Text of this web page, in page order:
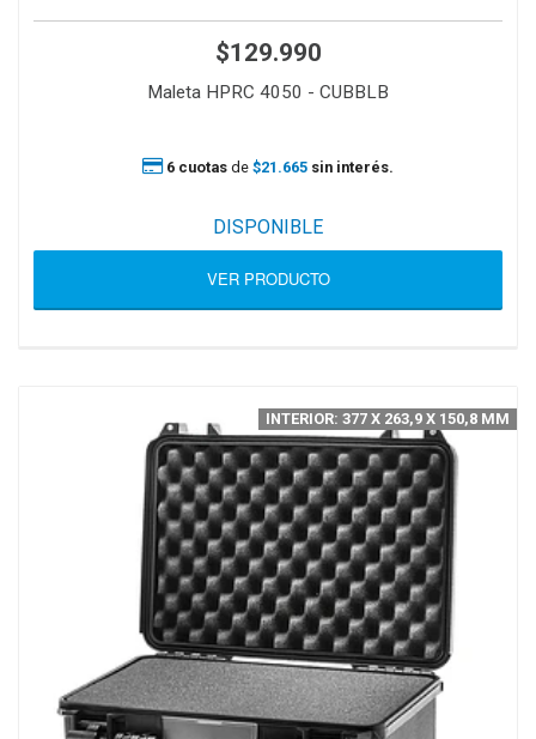
$129.990
Maleta HPRC 4050 - CUBBLB
6 cuotas de $21.665 sin interés.
DISPONIBLE
VER PRODUCTO
INTERIOR: 377 X 263,9 X 150,8 MM